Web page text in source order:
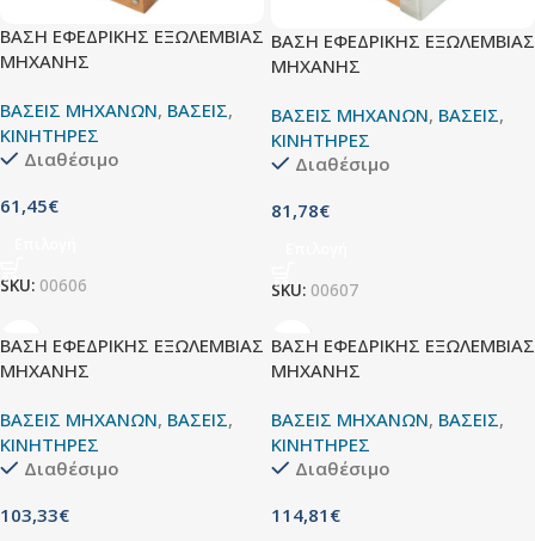
ΒΑΣΗ ΕΦΕΔΡΙΚΗΣ ΕΞΩΛΕΜΒΙΑΣ
ΜΗΧΑΝΗΣ
ΒΑΣΕΙΣ ΜΗΧΑΝΩΝ, ΒΑΣΕΙΣ,
ΚΙΝΗΤΗΡΕΣ
Διαθέσιμο
61,45€
SKU: 00606
ΒΑΣΗ ΕΦΕΔΡΙΚΗΣ ΕΞΩΛΕΜΒΙΑΣ
ΜΗΧΑΝΗΣ
ΒΑΣΕΙΣ ΜΗΧΑΝΩΝ, ΒΑΣΕΙΣ,
ΚΙΝΗΤΗΡΕΣ
Διαθέσιμο
81,78€
SKU: 00607
ΒΑΣΗ ΕΦΕΔΡΙΚΗΣ ΕΞΩΛΕΜΒΙΑΣ
ΜΗΧΑΝΗΣ
ΒΑΣΕΙΣ ΜΗΧΑΝΩΝ, ΒΑΣΕΙΣ,
ΚΙΝΗΤΗΡΕΣ
Διαθέσιμο
103,33€
ΒΑΣΗ ΕΦΕΔΡΙΚΗΣ ΕΞΩΛΕΜΒΙΑΣ
ΜΗΧΑΝΗΣ
ΒΑΣΕΙΣ ΜΗΧΑΝΩΝ, ΒΑΣΕΙΣ,
ΚΙΝΗΤΗΡΕΣ
Διαθέσιμο
114,81 €